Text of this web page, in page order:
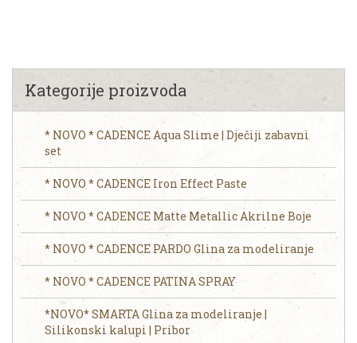
Kategorije proizvoda
* NOVO * CADENCE Aqua Slime | Dječiji zabavni
set
* NOVO * CADENCE Iron Effect Paste
* NOVO * CADENCE Matte Metallic Akrilne Boje
* NOVO * CADENCE PARDO Glina za modeliranje
* NOVO * CADENCE PATINA SPRAY
*NOVO* SMARTA Glina za modeliranje |
Silikonski kalupi | Pribor